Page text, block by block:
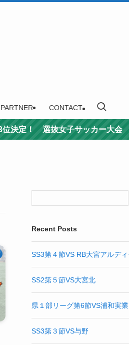
PARTNER CONTACT
ッカー大会 第４位！！ 新
Recent Posts
SS3第４節VS RB大宮アルディ
SS2第５節VS大宮北
県１部リーグ第6節VS浦和実業
SS3第３節VS与野